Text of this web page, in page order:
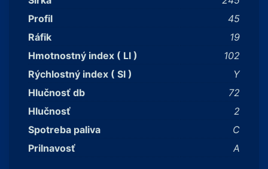
Profil
45
Ráfik
19
Hmotnostný index ( LI )
102
Rýchlostný index ( SI )
Y
Hlučnosť db
72
Hlučnosť
2
Spotreba paliva
C
Prilnavosť
A